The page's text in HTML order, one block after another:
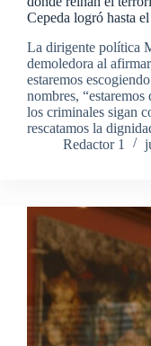
Cepeda logró hasta
La dirigente política
demoledora al
estaremos
nombres,
los criminales sigan
rescatamos la
Redactor 1